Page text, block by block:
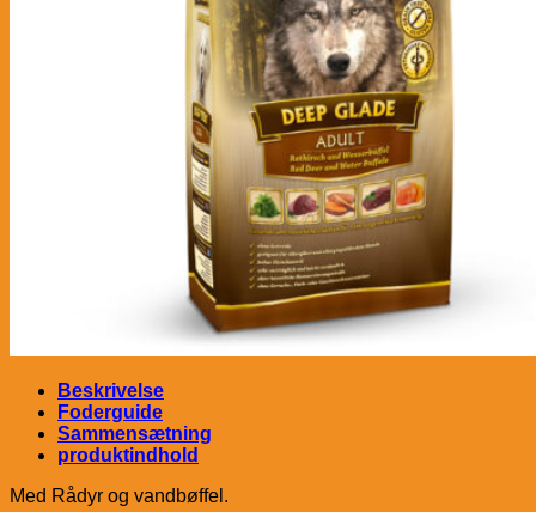
Beskrivelse
Foderguide
Sammensætning
produktindhold
Med Rådyr og vandbøffel.